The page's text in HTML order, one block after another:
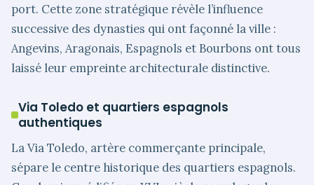
port. Cette zone stratégique révèle l’influence
successive des dynasties qui ont façonné la ville :
Angevins, Aragonais, Espagnols et Bourbons ont tous
laissé leur empreinte architecturale distinctive.
Via Toledo et quartiers espagnols
authentiques
La Via Toledo, artère commerçante principale,
sépare le centre historique des quartiers espagnols.